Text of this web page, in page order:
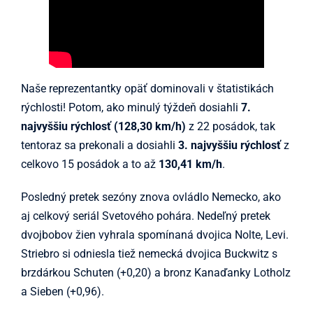
Naše reprezentantky opäť dominovali v štatistikách
rýchlosti! Potom, ako minulý týždeň dosiahli 7.
najvyššiu rýchlosť (128,30 km/h) z 22 posádok, tak
tentoraz sa prekonali a dosiahli 3. najvyššiu rýchlosťz
celkovo 15 posádok a to až 130,41 km/h.
Posledný pretek sezóny znova ovládlo Nemecko, ako
aj celkový seriál Svetového pohára. Nedeľný pretek
dvojbobov žien vyhrala spomínaná dvojica Nolte, Levi.
Striebro si odniesla tiež nemecká dvojica Buckwitz s
brzdárkou Schuten (+0,20) a bronz Kanaďanky Lotholz
a Sieben (+0,96).